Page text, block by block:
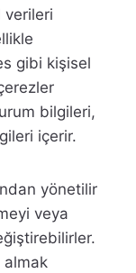
verileri
gibi kişisel
bilgileri,
içerir.
yönetilir
veya
almak